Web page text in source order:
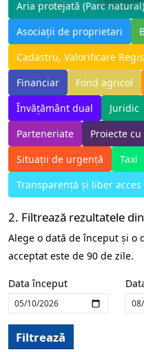
Aria protejată (Parc
Asociații de proprietari
Cadastru, Valorificare
Financiar
Fond agricol
Învățământ dual
Juridic
Parteneriate
Proiecte
Situații de urgență
Taxi
Transparență și liber acces
2. Filtrează rezultatele
Alege o dată de început și o
acceptat este de 90 de zile.
Data început
Filtrează